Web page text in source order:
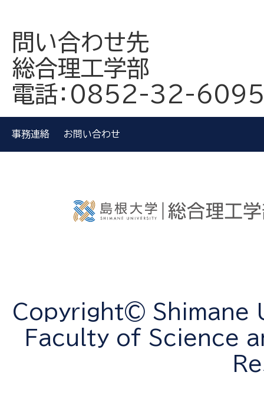
問い合わせ先
総合理工学部
電話：0852-32-6095
事務連絡 お問い合わせ
Copyright© Shimane
Faculty of Science